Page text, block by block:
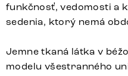
funkčnosť, vedomosti a
sedenia, ktorý nemá
Jemne tkaná látka v
modelu všestranného